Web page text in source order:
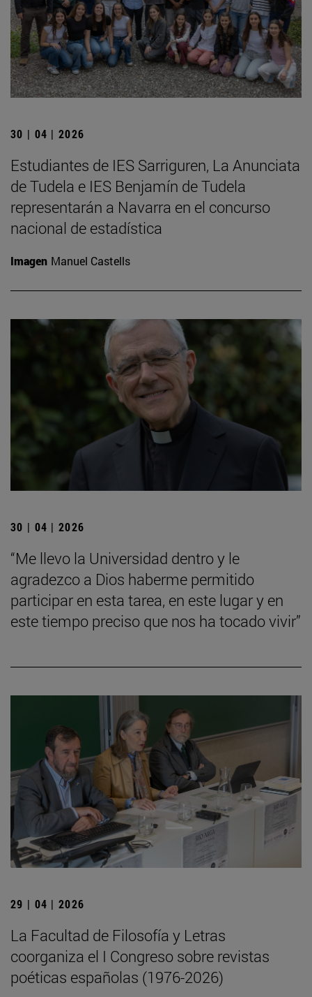
30 | 04 | 2026
Estudiantes de IES Sarriguren, La Anunciata
de Tudela e IES Benjamín de Tudela
representarán a Navarra en el concurso
nacional de estadística
Imagen Manuel Castells
30 | 04 | 2026
“Me llevo la Universidad dentro y le
agradezco a Dios haberme permitido
participar en esta tarea, en este lugar y en
este tiempo preciso que nos ha tocado vivir”
29 | 04 | 2026
La Facultad de Filosofía y Letras
coorganiza el I Congreso sobre revistas
poéticas españolas (1976-2026)